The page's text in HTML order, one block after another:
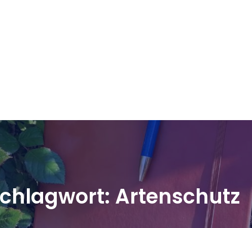
Artenschutz